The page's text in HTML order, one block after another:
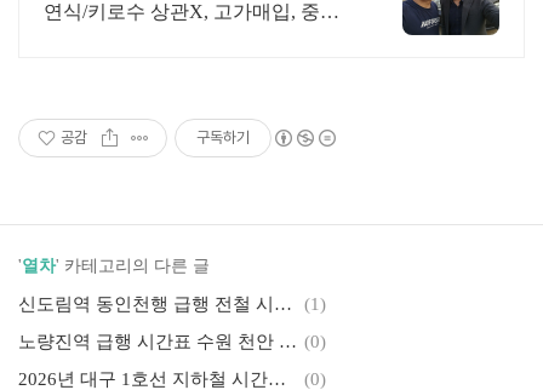
연식/키로수 상관X, 고가매입, 중고
공감 구독하기
'열차' 카테고리의 다른 글
신도림역 동인천행 급행 전철 시간표ㅣ신도림에서 인천 가는 1호선 출발 시각
(1)
노량진역 급행 시간표 수원 천안 신창행ㅣ평일 휴일 첫차 막차 정보 (0)
2026년 대구 1호선 지하철 시간표ㅣ모든 역 첫차 막차 출발 시간 정리
(0)